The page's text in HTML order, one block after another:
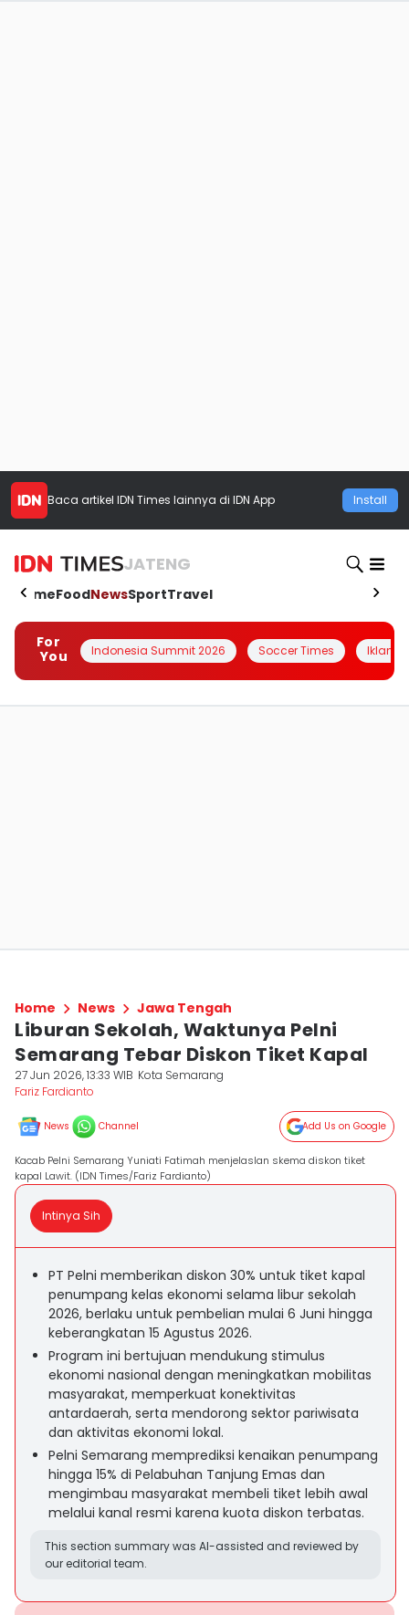
Baca artikel IDN Times lainnya di IDN App Install
JATENG
HomeFoodNewsSportTravel
For
You
Indonesia Summit 2026 Soccer Times Iklanin
Home News Jawa Tengah
Liburan Sekolah, Waktunya Pelni
Semarang Tebar Diskon Tiket Kapal
27 Jun 2026, 13:33 WIB Kota Semarang
Fariz Fardianto
News Channel Add Us on Google
Kacab Pelni Semarang Yuniati Fatimah menjelaslan skema diskon tiket
kapal Lawit. (IDN Times/Fariz Fardianto)
Intinya Sih
PT Pelni memberikan diskon 30% untuk tiket kapal
penumpang kelas ekonomi selama libur sekolah
2026, berlaku untuk pembelian mulai 6 Juni hingga
keberangkatan 15 Agustus 2026.
Program ini bertujuan mendukung stimulus
ekonomi nasional dengan meningkatkan mobilitas
masyarakat, memperkuat konektivitas
antardaerah, serta mendorong sektor pariwisata
dan aktivitas ekonomi lokal.
Pelni Semarang memprediksi kenaikan penumpang
hingga 15% di Pelabuhan Tanjung Emas dan
mengimbau masyarakat membeli tiket lebih awal
melalui kanal resmi karena kuota diskon terbatas.
This section summary was AI-assisted and reviewed by
our editorial team.